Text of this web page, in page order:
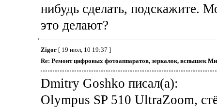
нибудь сделать, подскажите.
это делают?
Zigor[ 19 июл, 10 19:37 ]
Re: Ремонт цифровых фотоаппаратов, зеркалок, вспышек
Dmitry Goshko писал(а):
Olympus SP 510 UltraZoom,